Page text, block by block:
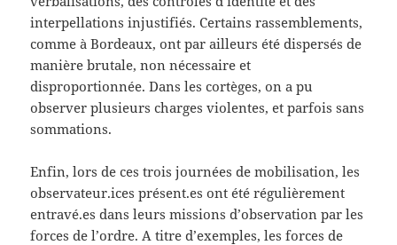
interpellations injustifiés. Certains rassemblements,
comme à Bordeaux, ont par ailleurs été dispersés de
manière brutale, non nécessaire et
disproportionnée. Dans les cortèges, on a pu
observer plusieurs charges violentes, et parfois sans
sommations.
Enfin, lors de ces trois journées de mobilisation, les
observateur.ices présent.es ont été régulièrement
entravé.es dans leurs missions d’observation par les
forces de l’ordre. A titre d’exemples, les forces de